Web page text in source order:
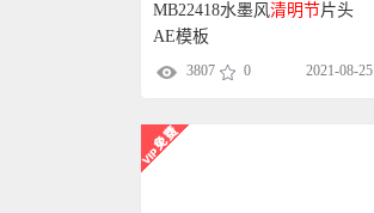
MB22418水墨风清明节片头
AE模板
3807 0 2021-08-25